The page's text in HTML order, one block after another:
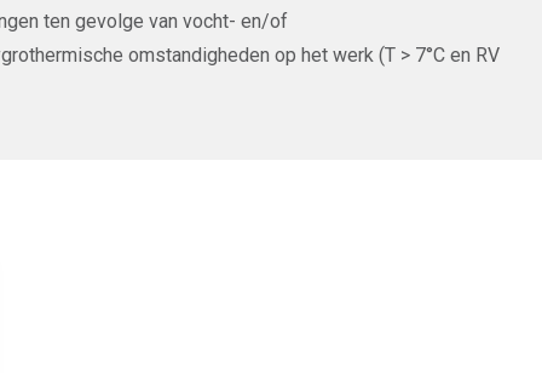
ten gevolge van vocht- en/of
omstandigheden op het werk (T > 7°C en RV